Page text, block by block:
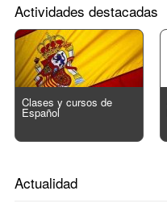
Actividades destacadas
Clases y cursos de
Español
Actualidad